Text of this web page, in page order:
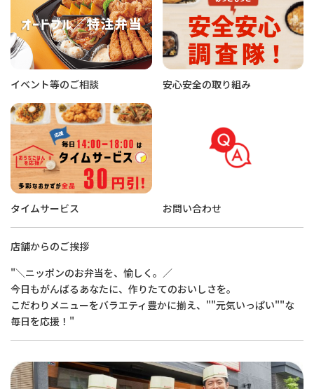
イベント等のご相談 安心安全の取り組み
タイムサービス お問い合わせ
店舗からのご挨拶
"＼ニッポンのお弁当を、愉しく。／
今日もがんばるあなたに、作りたてのおいしさを。
こだわりメニューをバラエティ豊かに揃え、""元気いっぱい""な
毎日を応援！"